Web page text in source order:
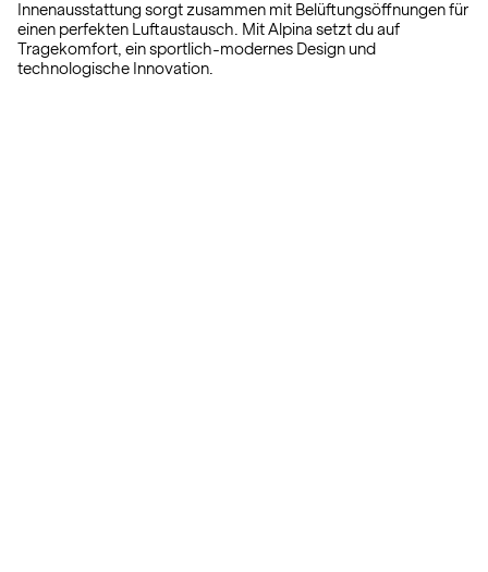
Innenausstattung sorgt zusammen mit Belüftungsöffnungen für
einen perfekten Luftaustausch. Mit Alpina setzt du auf
Tragekomfort, ein sportlich-modernes Design und
technologische Innovation.